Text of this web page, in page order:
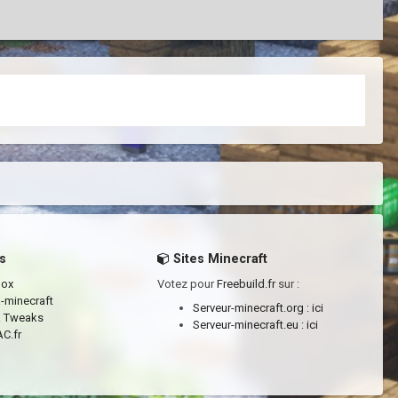
minecraft
Tweaks
Sites Minecraft
Votez pourFreebuild.frsur :
Serveur-minecraft.org : ici
Serveur-minecraft.eu : ici